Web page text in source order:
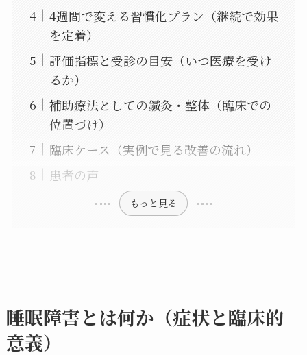
4週間で変える習慣化プラン（継続で効果
を定着）
評価指標と受診の目安（いつ医療を受け
るか）
補助療法としての鍼灸・整体（臨床での
位置づけ）
臨床ケース（実例で見る改善の流れ）
患者の声
もっと見る
睡眠障害とは何か（症状と臨床的
意義）